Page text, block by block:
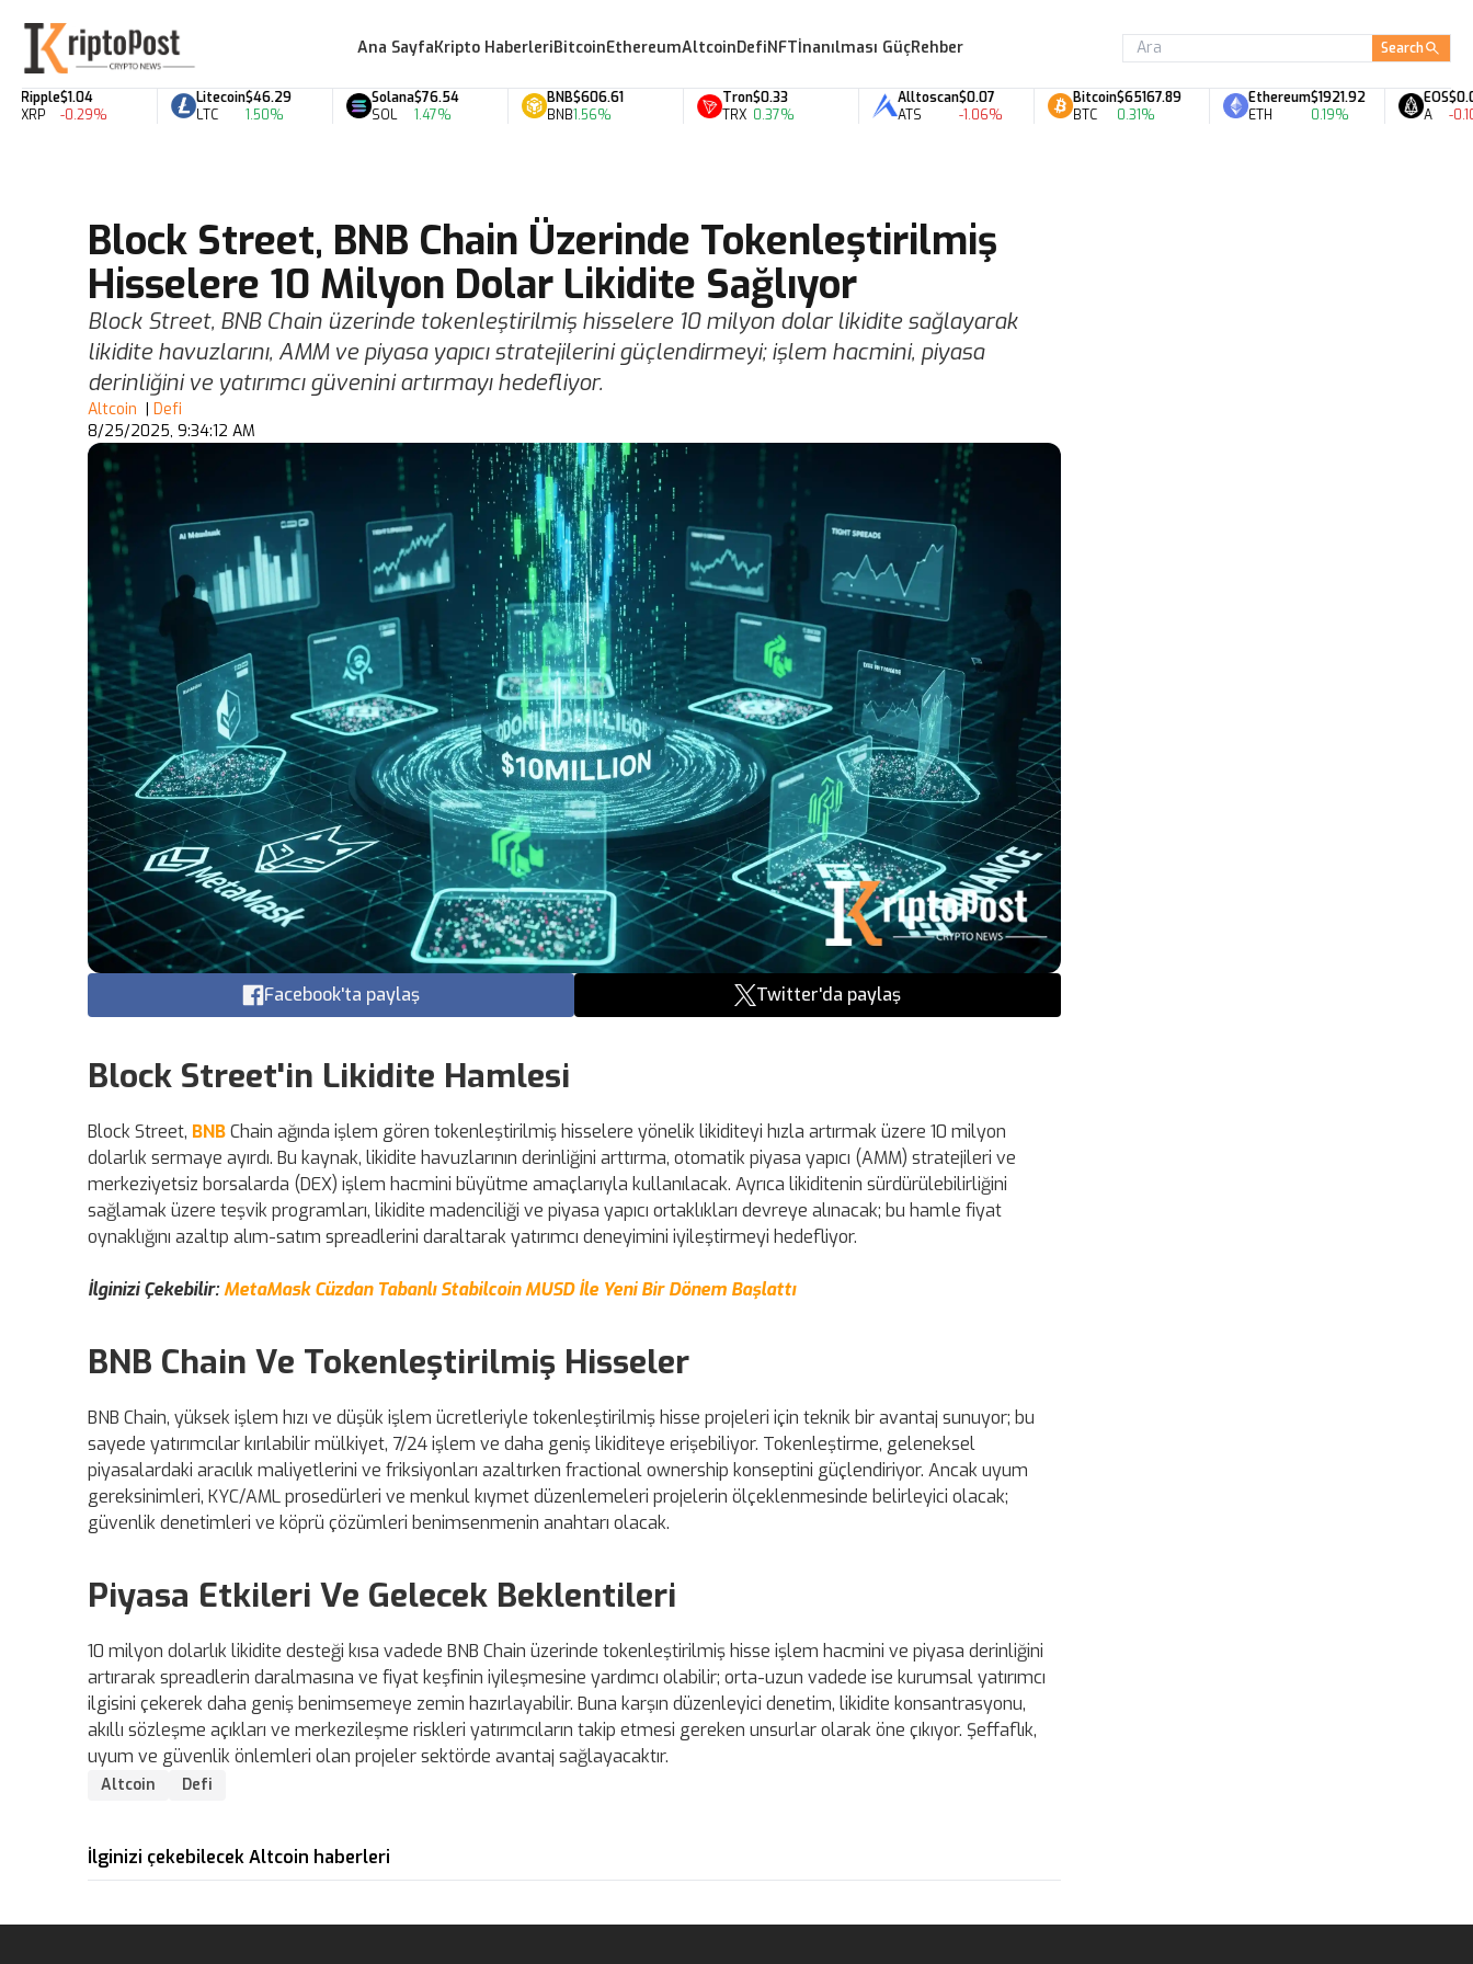
Ana SayfaKripto HaberleriBitcoinEthereumAltcoinDefiNFTİnanılması GüçRehber Search
$1.04
-0.29%
Litecoin
LTC
$46.29
1.50%
Solana
SOL
$76.54
1.47%
BNB
BNB
$606.61
1.56%
Tron
TRX
$0.33
0.37%
Alltoscan
ATS
$0.07
-1.06%
Bitcoin
BTC
$65167.89
0.31%
Ethereum
ETH
$1921.92
0.19%
EOS
A
$0.06
-0.10%
Block Street, BNB Chain Üzerinde Tokenleştirilmiş
Hisselere 10 Milyon Dolar Likidite Sağlıyor
Block Street, BNB Chain üzerinde tokenleştirilmiş hisselere 10 milyon dolar likidite sağlayarak
likidite havuzlarını, AMM ve piyasa yapıcı stratejilerini güçlendirmeyi; işlem hacmini, piyasa
derinliğini ve yatırımcı güvenini artırmayı hedefliyor.
Altcoin | Defi
8/25/2025, 9:34:12 AM
Facebook'ta paylaş Twitter'da paylaş
Block Street'in Likidite Hamlesi
Block Street, BNBChain ağında işlem gören tokenleştirilmiş hisselere yönelik likiditeyi hızla artırmak üzere 10 milyon
dolarlık sermaye ayırdı. Bu kaynak, likidite havuzlarının derinliğini arttırma, otomatik piyasa yapıcı (AMM) stratejileri ve
merkeziyetsiz borsalarda (DEX) işlem hacmini büyütme amaçlarıyla kullanılacak. Ayrıca likiditenin sürdürülebilirliğini
sağlamak üzere teşvik programları, likidite madenciliği ve piyasa yapıcı ortaklıkları devreye alınacak; bu hamle fiyat
oynaklığını azaltıp alım-satım spreadlerini daraltarak yatırımcı deneyimini iyileştirmeyi hedefliyor.
İlginizi Çekebilir:MetaMask Cüzdan Tabanlı Stabilcoin MUSD İle Yeni Bir Dönem Başlattı
BNB Chain Ve Tokenleştirilmiş Hisseler
BNB Chain, yüksek işlem hızı ve düşük işlem ücretleriyle tokenleştirilmiş hisse projeleri için teknik bir avantaj sunuyor; bu
sayede yatırımcılar kırılabilir mülkiyet, 7/24 işlem ve daha geniş likiditeye erişebiliyor. Tokenleştirme, geleneksel
piyasalardaki aracılık maliyetlerini ve friksiyonları azaltırken fractional ownership konseptini güçlendiriyor. Ancak uyum
gereksinimleri, KYC/AML prosedürleri ve menkul kıymet düzenlemeleri projelerin ölçeklenmesinde belirleyici olacak;
güvenlik denetimleri ve köprü çözümleri benimsenmenin anahtarı olacak.
Piyasa Etkileri Ve Gelecek Beklentileri
10 milyon dolarlık likidite desteği kısa vadede BNB Chain üzerinde tokenleştirilmiş hisse işlem hacmini ve piyasa derinliğini
artırarak spreadlerin daralmasına ve fiyat keşfinin iyileşmesine yardımcı olabilir; orta-uzun vadede ise kurumsal yatırımcı
ilgisini çekerek daha geniş benimsemeye zemin hazırlayabilir. Buna karşın düzenleyici denetim, likidite konsantrasyonu,
akıllı sözleşme açıkları ve merkezileşme riskleri yatırımcıların takip etmesi gereken unsurlar olarak öne çıkıyor. Şeffaflık,
uyum ve güvenlik önlemleri olan projeler sektörde avantaj sağlayacaktır.
Altcoin Defi
İlginizi çekebilecek Altcoin haberleri